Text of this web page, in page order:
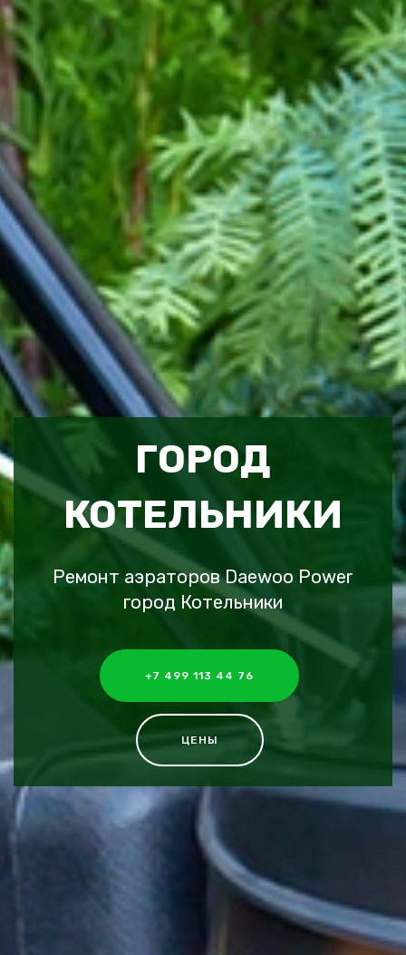
ГОРОД
КОТЕЛЬНИКИ
Ремонт аэраторов Daewoo Power
город Котельники
+7 499 113 44 76
ЦЕНЫ